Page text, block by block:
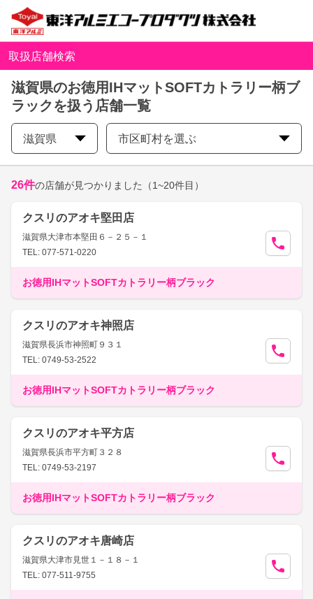
取扱店舗検索
滋賀県のお徳用IHマットSOFTカトラリー柄ブ
ラックを扱う店舗一覧
滋賀県 市区町村を選ぶ
26件の店舗が見つかりました （1~20件目）
クスリのアオキ堅田店
滋賀県大津市本堅田６－２５－１
TEL: 077-571-0220
お徳用IHマットSOFTカトラリー柄ブラック
クスリのアオキ神照店
滋賀県長浜市神照町９３１
TEL: 0749-53-2522
お徳用IHマットSOFTカトラリー柄ブラック
クスリのアオキ平方店
滋賀県長浜市平方町３２８
TEL: 0749-53-2197
お徳用IHマットSOFTカトラリー柄ブラック
クスリのアオキ唐崎店
滋賀県大津市見世１－１８－１
TEL: 077-511-9755